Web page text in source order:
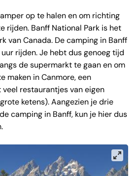
op te halen en om richting
rijden. Banff National Park is het
van Canada. De camping in Banff
rijden. Je hebt dus genoeg tijd
de supermarkt te gaan en om
maken in Canmore, een
restaurantjes van eigen
ketens). Aangezien je drie
camping in Banff, kun je hier dus